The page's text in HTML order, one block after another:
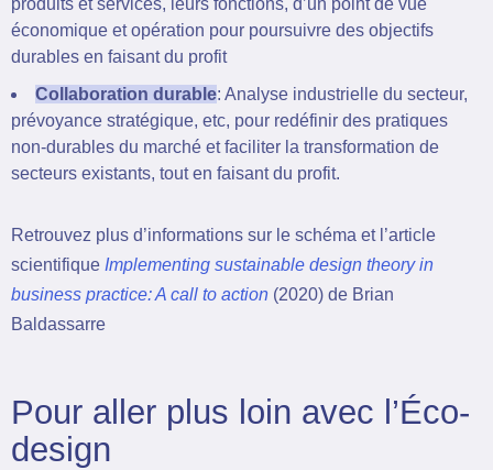
produits et services, leurs fonctions, d’un point de vue
économique et opération pour poursuivre des objectifs
durables en faisant du profit
Collaboration durable: Analyse industrielle du secteur,
prévoyance stratégique, etc, pour redéfinir des pratiques
non-durables du marché et faciliter la transformation de
secteurs existants, tout en faisant du profit.
Retrouvez plus d’informations sur le schéma et l’article
scientifique Implementing sustainable design theory in
business practice: A call to action (2020) de Brian
Baldassarre
Pour aller plus loin avec l’Éco-
design